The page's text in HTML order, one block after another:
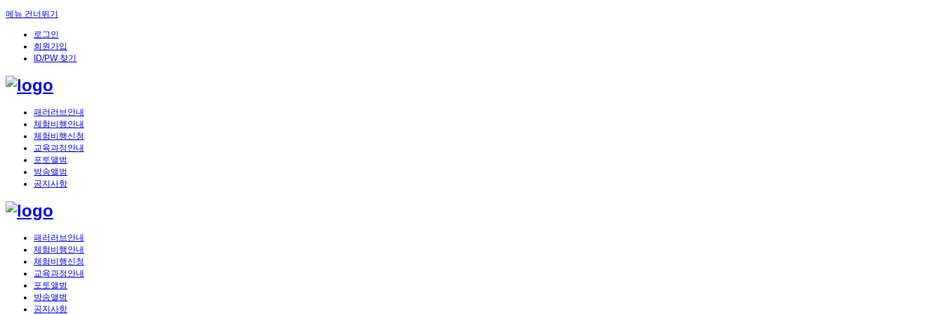
메뉴 건너뛰기
로그인
회원가입
ID/PW 찾기
패러러브안내
체험비행안내
체험비행신청
교육과정안내
포토앨범
방송앨범
공지사항
패러러브안내
체험비행안내
체험비행신청
교육과정안내
포토앨범
방송앨범
공지사항